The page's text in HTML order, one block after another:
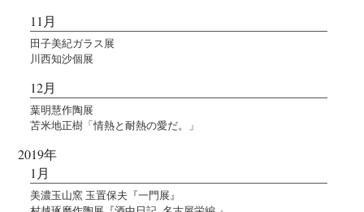
11月
田子美紀ガラス展
川西知沙個展
12月
葉明慧作陶展
苫米地正樹「情熱と耐熱の愛だ。」
2019年
1月
美濃玉山窯 玉置保夫『一門展』